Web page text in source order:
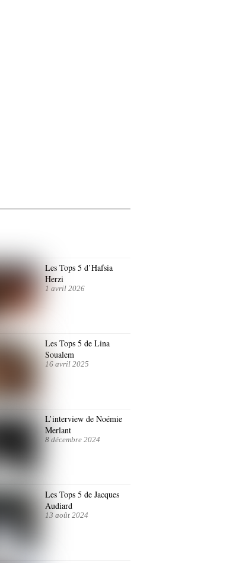
Les Tops 5 d’Hafsia
Herzi
1 avril 2026
Les Tops 5 de Lina
Soualem
16 avril 2025
L’interview de Noémie
Merlant
8 décembre 2024
Les Tops 5 de Jacques
Audiard
13 août 2024